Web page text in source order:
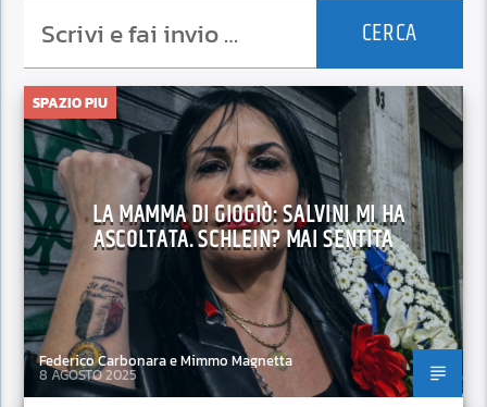
SPAZIO PIU
LA MAMMA DI GIOGIÒ: SALVINI MI HA
ASCOLTATA. SCHLEIN? MAI SENTITA
Federico Carbonara e Mimmo Magnetta
8 AGOSTO 2025